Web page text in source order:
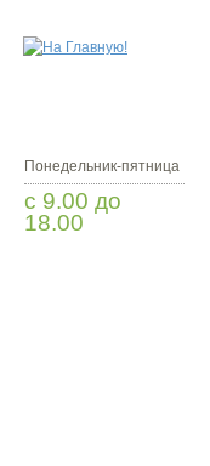
Понедельник-пятница
с 9.00 до
18.00